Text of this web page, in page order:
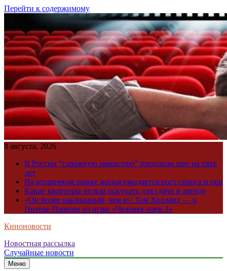
Перейти к содержимому
8 августа, 2026
В России “гаражную амнистию” продлили еще на пять
лет
На вторичном рынке жилья ожидается рост спроса и цен
Какие квартиры нельзя покупать для сдачи в аренду
«Он более накачанный, чем я»: Том Холланд — о
Питере Паркере из игры «Человек-паук 2»
Киноновости
Новостная рассылка
Случайные новости
Меню